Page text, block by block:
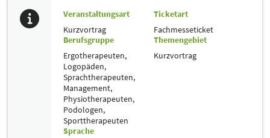
Veranstaltungsart
Kurzvortrag
Ticketart
Fachmesseticket
Berufsgruppe
Ergotherapeuten,
Logopäden,
Sprachtherapeuten,
Management,
Physiotherapeuten,
Podologen,
Sporttherapeuten
Themengebiet
Kurzvortrag
Sprache